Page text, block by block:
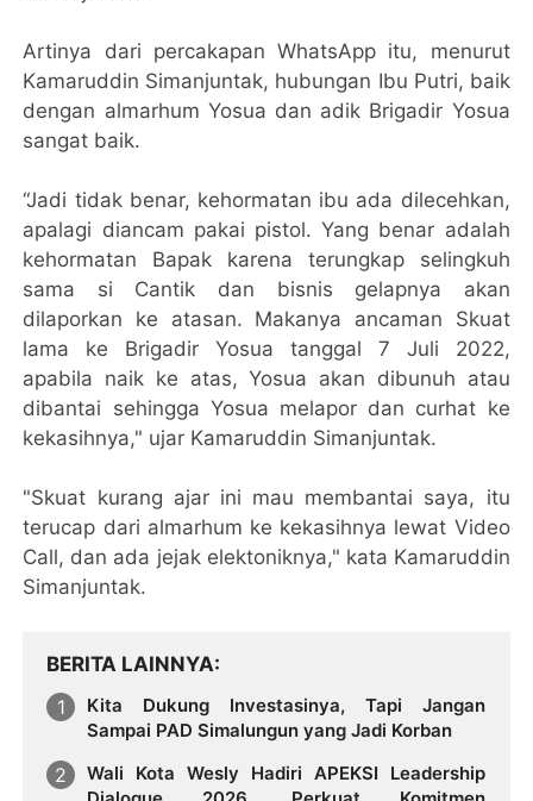
Artinya dari percakapan WhatsApp itu, menurut
Kamaruddin Simanjuntak, hubungan Ibu Putri, baik
dengan almarhum Yosua dan adik Brigadir Yosua
sangat baik.
“Jadi tidak benar, kehormatan ibu ada dilecehkan,
apalagi diancam pakai pistol. Yang benar adalah
kehormatan Bapak karena terungkap selingkuh
sama si Cantik dan bisnis gelapnya akan
dilaporkan ke atasan. Makanya ancaman Skuat
lama ke Brigadir Yosua tanggal 7 Juli 2022,
apabila naik ke atas, Yosua akan dibunuh atau
dibantai sehingga Yosua melapor dan curhat ke
kekasihnya," ujar Kamaruddin Simanjuntak.
"Skuat kurang ajar ini mau membantai saya, itu
terucap dari almarhum ke kekasihnya lewat Video
Call, dan ada jejak elektoniknya," kata Kamaruddin
Simanjuntak.
BERITA LAINNYA
Kita Dukung Investasinya, Tapi Jangan
Sampai PAD Simalungun yang Jadi Korban
Wali Kota Wesly Hadiri APEKSI Leadership